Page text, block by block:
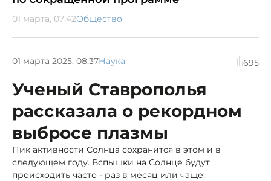
01 марта, 07:42Общество
01 марта 2025, 08:37Наука 695
Ученый Ставрополья
рассказала о рекордном
выбросе плазмы
Пик активности Солнца сохранится в этом и в
следующем году. Вспышки на Солнце будут
происходить часто - раз в месяц или чаще.